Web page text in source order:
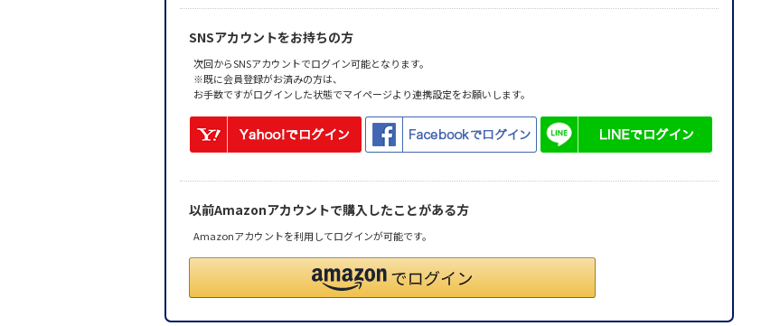
SNSアカウントをお持ちの方
次回からSNSアカウントでログイン可能となります。
※既に会員登録がお済みの方は、
お手数ですがログインした状態でマイページより連携設定をお願いします。
以前Amazonアカウントで購入したことがある方
Amazonアカウントを利用してログインが可能です。